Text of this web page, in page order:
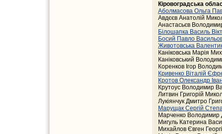
Кіровоградська
Аболмасова Ольга
Авдєєв Анатолій
Анастасьєв
Білошапка Василь
Босий Павло
Животовська
Каніковська Марія
Каніковський
Коренков Ігор
Кривенко Віталій
Кротов Олександр
Крутоус Володимир
Литвин Григорій
Лукіянчук Дмитро
Марущак Сергій
Марченко Володимир
Мигуль Катерина
Михайлов Євген